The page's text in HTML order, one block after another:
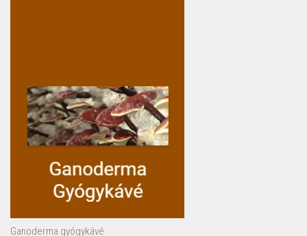
Ganoderma gyógykávé